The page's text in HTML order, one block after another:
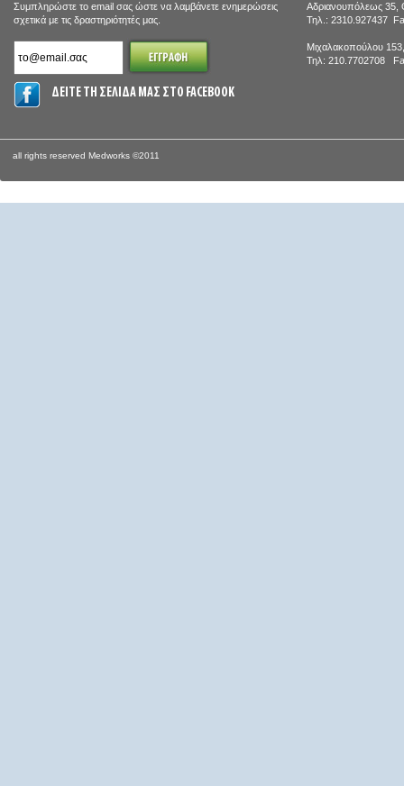
Συμπληρώστε το email σας ώστε να λαμβάνετε ενημερώσεις
σχετικά με τις δραστηριότητές μας.
ΔΕΙΤΕ ΤΗ ΣΕΛΙΔΑ ΜΑΣ ΣΤΟ FACEBOOK
Αδριανουπόλεως 35,
Τηλ.: 2310.927437
Μιχαλακοπούλου
Τηλ: 210.7702708
all rights reserved Medworks ©2011